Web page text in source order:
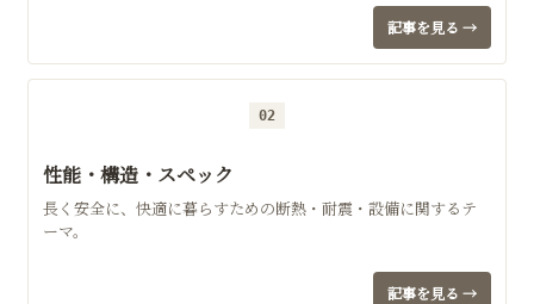
記事を見る →
02
性能・構造・スペック
長く安全に、快適に暮らすための断熱・耐震・設備に関するテ
ーマ。
記事を見る →